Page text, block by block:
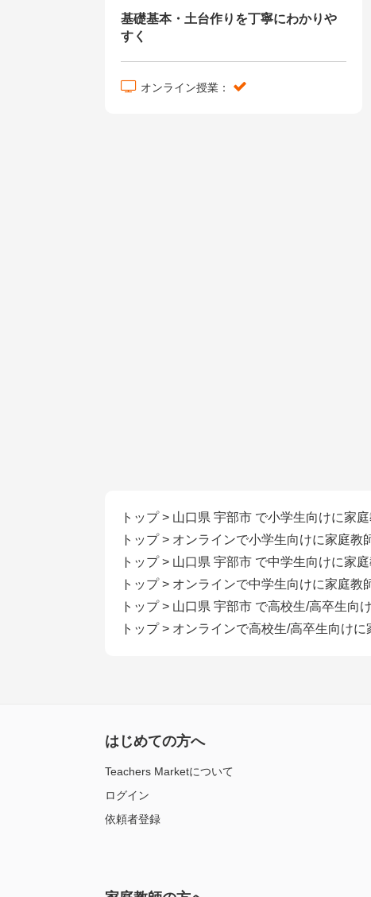
基礎基本・土台作りを丁寧にわかりや
すく
オンライン授業：
トップ> 山口県 宇部市 で小学生向けに家
トップ> オンラインで小学生向けに家庭教
トップ> 山口県 宇部市 で中学生向けに家
トップ> オンラインで中学生向けに家庭教
トップ> 山口県 宇部市 で高校生/高卒生向
トップ> オンラインで高校生/高卒生向けに
はじめての方へ
Teachers Marketについて
ログイン
依頼者登録